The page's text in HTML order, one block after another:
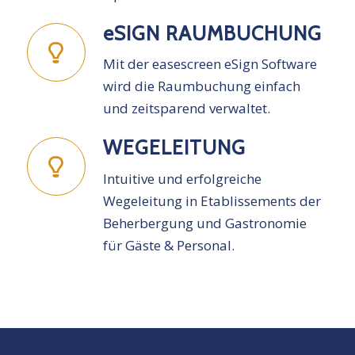
eSIGN RAUMBUCHUNG
Mit der easescreen eSign Software
wird die Raumbuchung einfach
und zeitsparend verwaltet.
WEGELEITUNG
Intuitive und erfolgreiche
Wegeleitung in Etablissements der
Beherbergung und Gastronomie
für Gäste & Personal.